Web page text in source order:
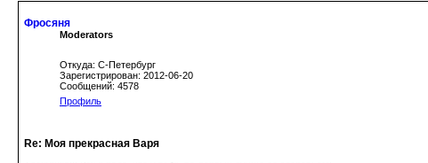
Фросяня
Moderators
Откуда: С-Петербург
Зарегистрирован: 2012-06-20
Сообщений: 4578
Профиль
Re: Моя прекрасная Варя